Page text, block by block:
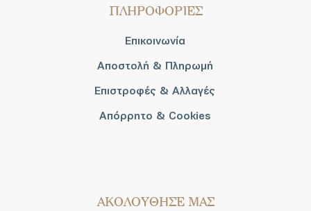
ΠΛΗΡΟΦΟΡΙΕΣ
Επικοινωνία
Αποστολή & Πληρωμή
Επιστροφές & Αλλαγές
Απόρρητο & Cookies
AΚΟΛΟΥΘΗΣΕ ΜΑΣ